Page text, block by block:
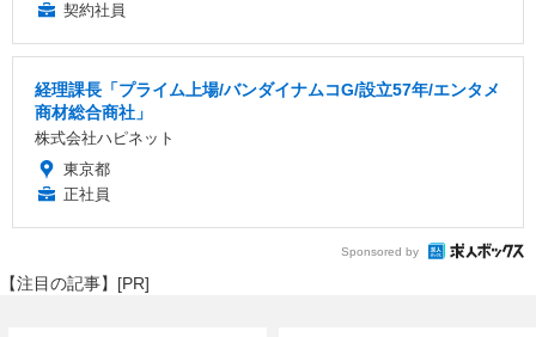
契約社員
経理課長「プライム上場/バンダイナムコG/設立57年/エンタメ
商材総合商社」
株式会社ハピネット
東京都
正社員
Sponsored by
【注目の記事】[PR]